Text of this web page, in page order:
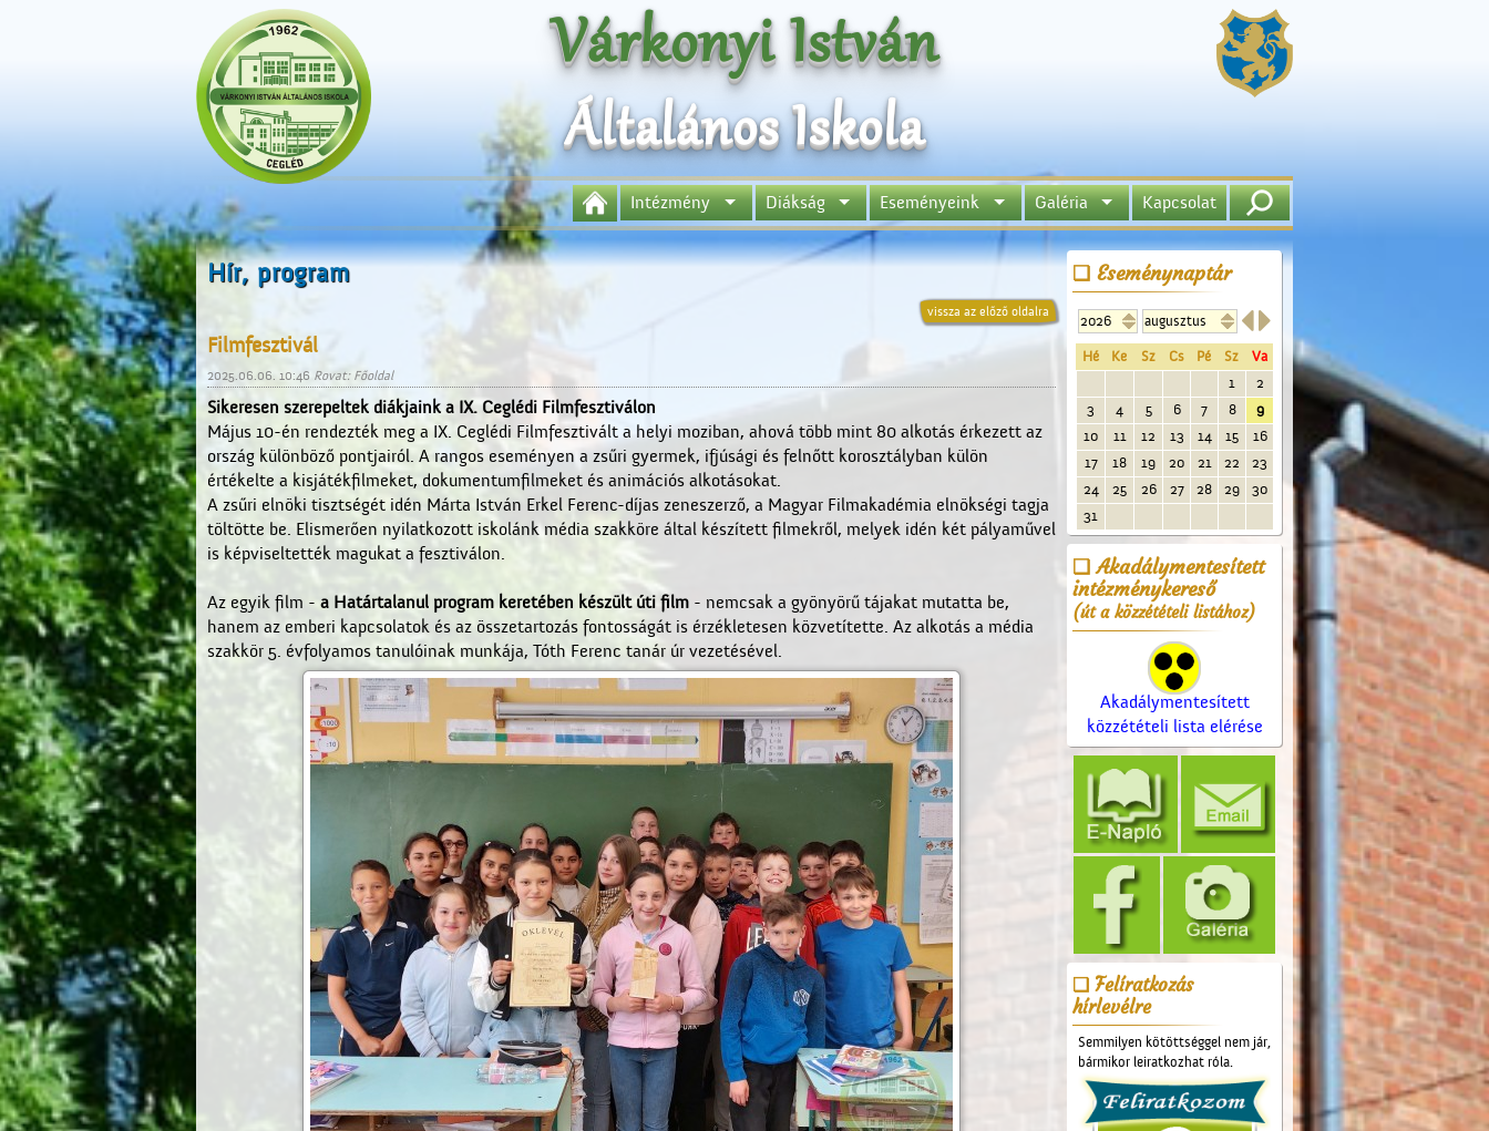
Várkonyi István
Általános Iskola
Intézmény Diákság Eseményeink Galéria Kapcsolat
Hír, program
vissza az előző oldalra
Filmfesztivál
2025.06.06. 10:46 Rovat: Főoldal
Sikeresen szerepeltek diákjaink a IX. Ceglédi Filmfesztiválon
Május 10-én rendezték meg a IX. Ceglédi Filmfesztivált a helyi moziban, ahová több mint 80 alkotás érkezett az
ország különböző pontjairól. A rangos eseményen a zsűri gyermek, ifjúsági és felnőtt korosztályban külön
értékelte a kisjátékfilmeket, dokumentumfilmeket és animációs alkotásokat.
A zsűri elnöki tisztségét idén Márta István Erkel Ferenc-díjas zeneszerző, a Magyar Filmakadémia elnökségi tagja
töltötte be. Elismerően nyilatkozott iskolánk média szakköre által készített filmekről, melyek idén két pályaművel
is képviseltették magukat a fesztiválon.
Az egyik film - a Határtalanul program keretében készült úti film - nemcsak a gyönyörű tájakat mutatta be,
hanem az emberi kapcsolatok és az összetartozás fontosságát is érzékletesen közvetítette. Az alkotás a média
szakkör 5. évfolyamos tanulóinak munkája, Tóth Ferenc tanár úr vezetésével.
Eseménynaptár

Hé Ke Sz Cs Pé Sz
Va
1
2
3
4 5 6 7 8
9
10
11 12 13 14 15
16
17
18 19 20 21 22
23
24
25 26 27 28 29
30
31
Akadálymentesített
intézménykereső
(út a közzétételi listához)
Akadálymentesített
közzétételi lista elérése
Felíratkozás
hírlevélre
Semmilyen kötöttséggel nem jár,
bármikor leiratkozhat róla.